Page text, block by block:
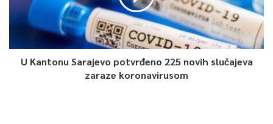
U Kantonu Sarajevo potvrđeno 225 novih slučajeva
zaraze koronavirusom